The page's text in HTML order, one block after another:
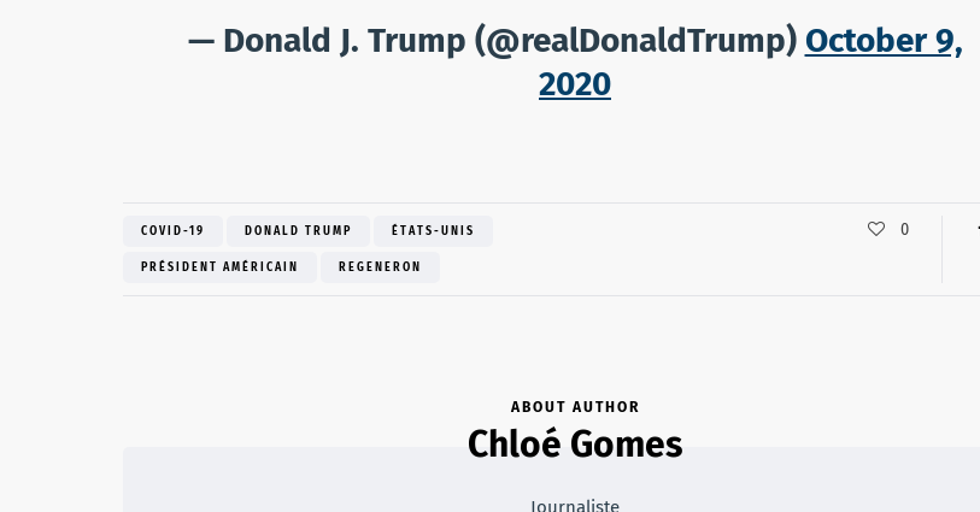
— Donald J. Trump (@realDonaldTrump) October 9,
2020
COVID-19 DONALD TRUMP ÉTATS-UNIS
PRÉSIDENT AMÉRICAIN REGENERON
0
ABOUT AUTHOR
Chloé Gomes
Journaliste